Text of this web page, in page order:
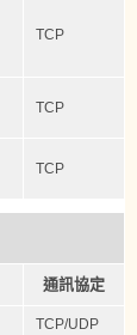
TCP
TCP
TCP
通訊協定
TCP/UDP